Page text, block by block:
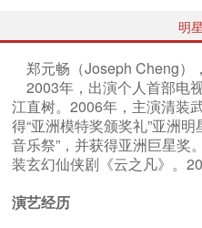
明
郑元畅（Joseph Cheng）
2003年，出演个人首部电
江直树。2006年，主演清装
得“亚洲模特奖颁奖礼”亚洲
音乐祭”，并获得亚洲巨星奖
装玄幻仙侠剧《云之凡》。
演艺经历